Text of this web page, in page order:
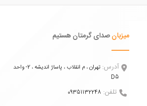
میزبانصدای گرمتان هستیم
آدرس:
تهران ، م انقلاب ، پاساژ اندیشه ، 2- واحد
D5
تلفن: 09351132248